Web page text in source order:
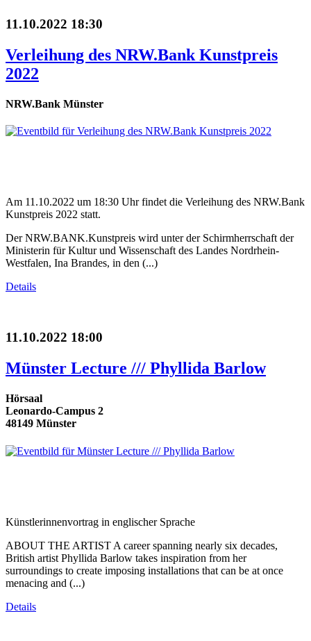
11.10.2022 18:30
Verleihung des NRW.Bank Kunstpreis
2022
NRW.Bank Münster
Am 11.10.2022 um 18:30 Uhr findet die Verleihung des NRW.Bank
Kunstpreis 2022 statt.
Der NRW.BANK.Kunstpreis wird unter der Schirmherrschaft der
Ministerin für Kultur und Wissenschaft des Landes Nordrhein-
Westfalen, Ina Brandes, in den (...)
Details
11.10.2022 18:00
Münster Lecture /// Phyllida Barlow
Hörsaal
Leonardo-Campus 2
48149 Münster
Künstlerinnenvortrag in englischer Sprache
ABOUT THE ARTIST A career spanning nearly six decades,
British artist Phyllida Barlow takes inspiration from her
surroundings to create imposing installations that can be at once
menacing and (...)
Details